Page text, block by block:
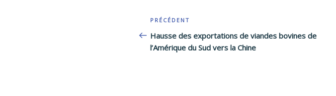
Navigation
de
l’article
Article
précédent
PRÉCÉDENT
Hausse des exportations de viandes bovines de
l’Amérique du Sud vers la Chine